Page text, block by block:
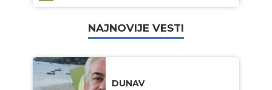
NAJNOVIJE VESTI
DUNAV